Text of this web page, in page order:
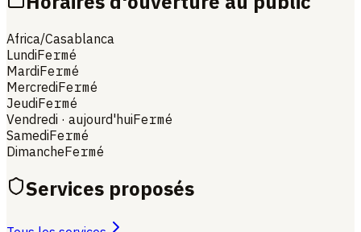
Africa/Casablanca
LundiFermé
MardiFermé
MercrediFermé
JeudiFermé
Vendredi · aujourd'huiFermé
SamediFermé
DimancheFermé
Services proposés